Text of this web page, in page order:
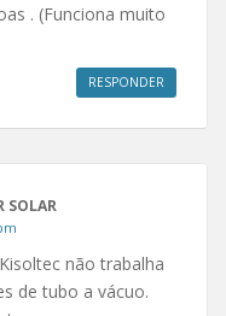
. (Funciona muito
RESPONDER
SOLAR
não trabalha
de tubo a vácuo.